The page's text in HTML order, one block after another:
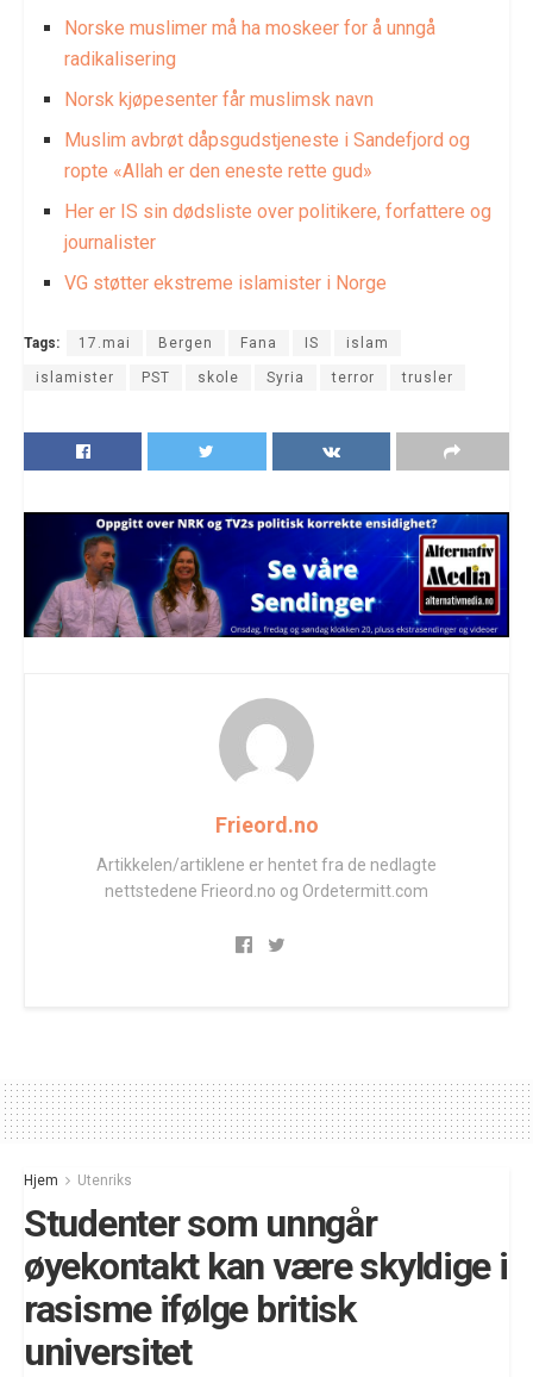
Norske muslimer må ha moskeer for å unngå
radikalisering
Norsk kjøpesenter får muslimsk navn
Muslim avbrøt dåpsgudstjeneste i Sandefjord og
ropte «Allah er den eneste rette gud»
Her er IS sin dødsliste over politikere, forfattere og
journalister
VG støtter ekstreme islamister i Norge
Tags: 17.mai Bergen Fana IS islam
islamister PST skole Syria terror trusler
Frieord.no
Artikkelen/artiklene er hentet fra de nedlagte
nettstedene Frieord.no og Ordetermitt.com
Hjem Utenriks
Studenter som unngår
øyekontakt kan være skyldige i
rasisme ifølge britisk
universitet